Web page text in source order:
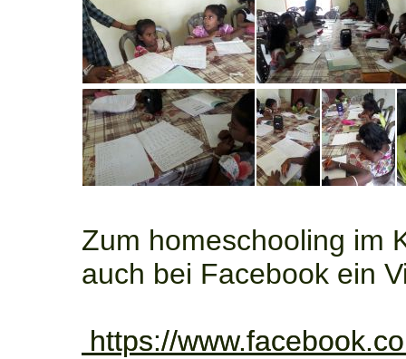
Zum homeschooling im
auch bei Facebook ein
https://